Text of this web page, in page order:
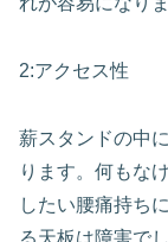
2:アクセス性
薪スタンドの中
ります。何もな
したい腰痛持ち
る天板は障害で